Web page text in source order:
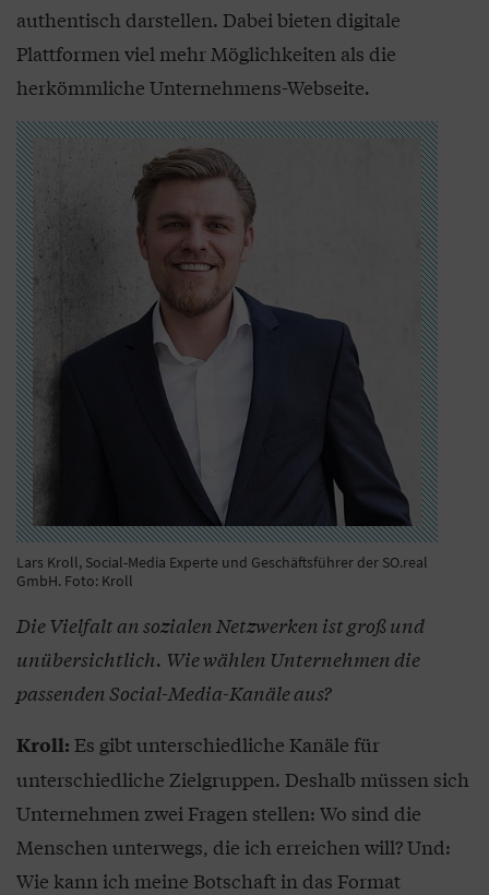
authentisch darstellen. Dabei bieten digitale
Plattformen viel mehr Möglichkeiten als die
herkömmliche Unternehmens-Webseite.
Lars Kroll, Social-Media Experte und Geschäftsführer der SO.real
GmbH. Foto: Kroll
Die Vielfalt an sozialen Netzwerken ist groß und
unübersichtlich. Wie wählen Unternehmen die
passenden Social-Media-Kanäle aus?
Kroll: Es gibt unterschiedliche Kanäle für
unterschiedliche Zielgruppen. Deshalb müssen sich
Unternehmen zwei Fragen stellen: Wo sind die
Menschen unterwegs, die ich erreichen will? Und:
Wie kann ich meine Botschaft in das Format